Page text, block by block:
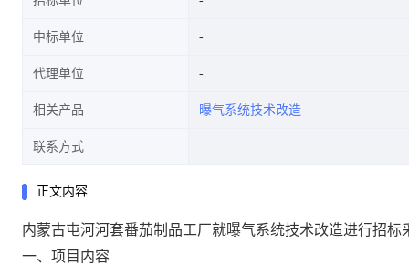
中标单位
代理单位
相关产品 曝气系统技术改造
联系方式
正文内容
内蒙古屯河河套番茄制品工厂就曝气系统技术改造进行招
一、项目内容